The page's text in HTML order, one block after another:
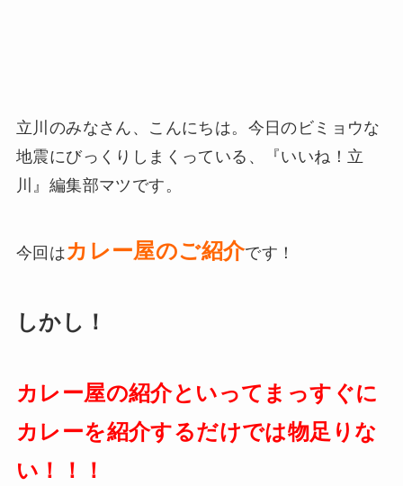
立川のみなさん、こんにちは。今日のビミョウな
地震にびっくりしまくっている、『いいね！立
川』編集部マツです。
今回は カレー屋のご紹介です！
しかし！
カレー屋の紹介といってまっすぐに
カレーを紹介するだけでは物足りな
い！！！